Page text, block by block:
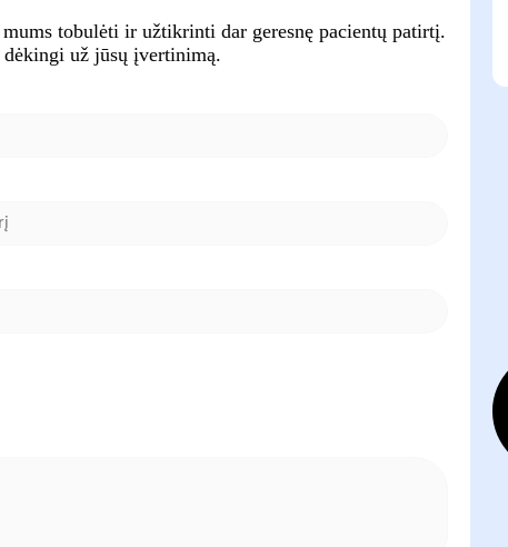
mums tobulėti ir užtikrinti dar geresnę pacientų patirtį.
už jūsų įvertinimą.